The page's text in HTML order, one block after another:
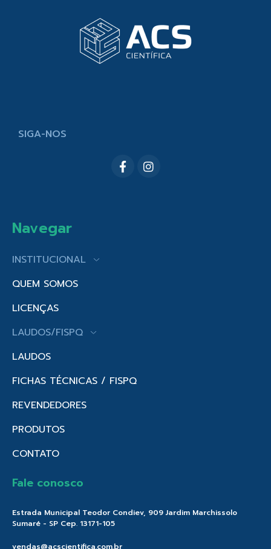
SIGA-NOS
Navegar
INSTITUCIONAL
QUEM SOMOS
LICENÇAS
LAUDOS/FISPQ
LAUDOS
FICHAS TÉCNICAS / FISPQ
REVENDEDORES
PRODUTOS
CONTATO
Fale conosco
Estrada Municipal Teodor Condiev, 909 Jardim Marchissolo
Sumaré - SP Cep. 13171-105
vendas@acscientifica.com.br